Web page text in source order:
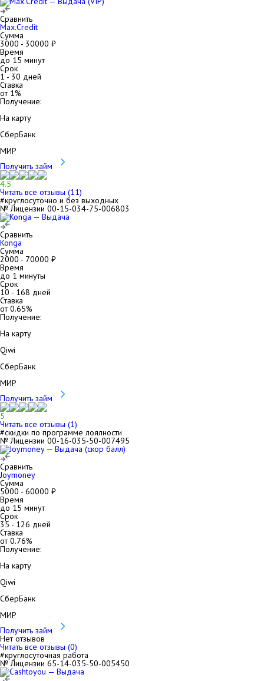
Сравнить
Max.Credit
Сумма
3000 - 30000 ₽
Время
до 15 минут
Срок
1- 30 дней
Ставка
от 1%
Получение:
На карту
СберБанк
МИР
Получить займ
4.5
Читать все отзывы (11)
#круглосуточно и без выходных
№ Лицензии 00-15-034-75-006803
Сравнить
Konga
Сумма
2000 - 70000 ₽
Время
до 1 минуты
Срок
10 - 168 дней
Ставка
от0.65%
Получение:
На карту
Qiwi
СберБанк
МИР
Получить займ
5
Читать все отзывы (1)
#скидки по программе лоялности
№ Лицензии 00-16-035-50-007495
Сравнить
Joymoney
Сумма
5000 - 60000 ₽
Время
до 15 минут
Срок
35 - 126 дней
Ставка
от0.76%
Получение:
На карту
Qiwi
СберБанк
МИР
Получить займ
Нет отзывов
Читать все отзывы (0)
#круглосуточная работа
№ Лицензии 65-14-035-50-005450